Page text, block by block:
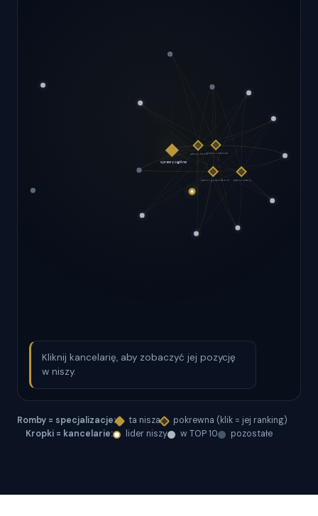
Kliknij kancelarię, aby zobaczyć jej pozycję
w niszy.
Romby = specjalizacje: ta nisza
pokrewna (klik = jej ranking)
Kropki = kancelarie:
lider niszy w TOP 10 pozostałe